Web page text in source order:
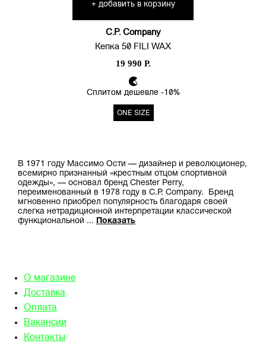
окрашиваются на последней
стадии изготовления.
Полученные в результате
изделия имеют характерную
непревзойденным удобством:
дизайн с характерными
фирменными деталями
сочетает в себе традиции и
инновационную
функциональность.
+ добавить в корзину
C.P. Company
Кепка 50 FILI WAX
19 990 Р.
Сплитом дешевле -10%
ONE SIZE
В 1971 году Массимо Ости — дизайнер и революционер,
всемирно признанный «крестным отцом спортивной
одежды», — основал бренд Chester Perry,
переименованный в 1978 году в C.P. Company. Бренд
мгновенно приобрел популярность благодаря своей
слегка нетрадиционной интерпретации классической
функциональной ... Показать
О магазине
Доставка
Оплата
Вакансии
Контакты